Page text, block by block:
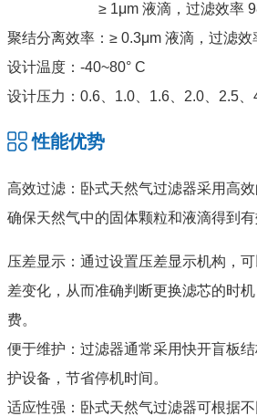
≥ 1μm 液滴，过滤效率
聚结分离效率：≥ 0.3μm 液滴，过滤效
设计温度：-40~80° C
设计压力：0.6、1.0、1.6、2.0、2.5
性能优势
高效过滤：卧式天然气过滤器采用高
确保天然气中的固体颗粒和液滴得到有
压差显示：通过设置压差显示机构，
差变化，从而准确判断更换滤芯的时
费。
便于维护：过滤器通常采用快开盲板
护设备，节省停机时间。
适应性强：卧式天然气过滤器可根据